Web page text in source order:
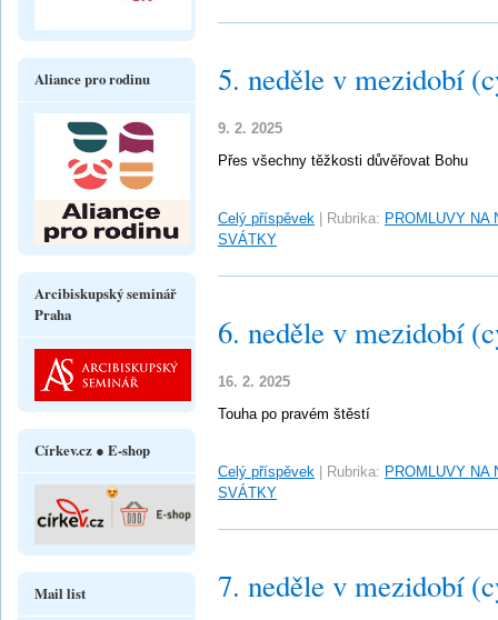
5. neděle v mezidobí
9. 2. 2025
Přes všechny těžkosti důvěřovat Bohu
Celý příspěvek Rubrika: PROMLUVY NA
SVÁTKY
6. neděle v mezidobí
16. 2. 2025
Touha po pravém štěstí
Celý příspěvek Rubrika: PROMLUVY NA
SVÁTKY
7. neděle v mezidobí
Aliance pro rodinu
Arcibiskupský seminář
Praha
Církev.cz ● E-shop
Mail list